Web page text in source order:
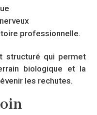
professionnelle.
structuré qui permet
biologique et la
les rechutes.